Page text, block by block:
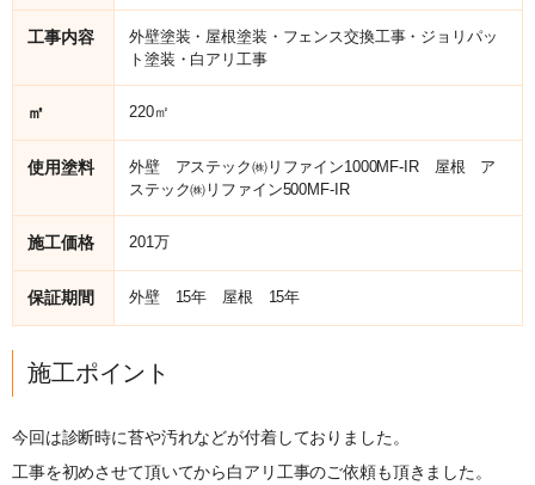
工事内容
外壁塗装・屋根塗装・フェンス交換工事・ジョリパッ
ト塗装・白アリ工事
㎡ 220㎡
使用塗料
外壁 アステック㈱リファイン1000MF-IR 屋根 ア
ステック㈱リファイン500MF-IR
施工価格 201万
保証期間 外壁 15年 屋根 15年
施工ポイント
今回は診断時に苔や汚れなどが付着しておりました。
工事を初めさせて頂いてから白アリ工事のご依頼も頂きました。